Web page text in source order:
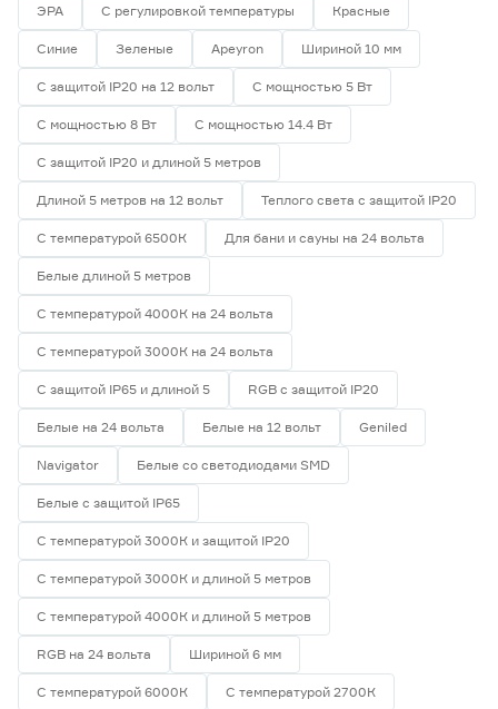
ЭРА С регулировкой температуры Красные
Синие Зеленые Apeyron Шириной 10 мм
С защитой IP20 на 12 вольт С мощностью 5 Вт
С мощностью 8 Вт С мощностью 14.4 Вт
С защитой IP20 и длиной 5 метров
Длиной 5 метров на 12 вольт Теплого света с защитой IP20
С температурой 6500К Для бани и сауны на 24 вольта
Белые длиной 5 метров
С температурой 4000К на 24 вольта
С температурой 3000К на 24 вольта
С защитой IP65 и длиной 5 RGB с защитой IP20
Белые на 24 вольта Белые на 12 вольт Geniled
Navigator Белые со светодиодами SMD
Белые с защитой IP65
С температурой 3000К и защитой IP20
С температурой 3000К и длиной 5 метров
С температурой 4000К и длиной 5 метров
RGB на 24 вольта Шириной 6 мм
С температурой 6000К С температурой 2700К